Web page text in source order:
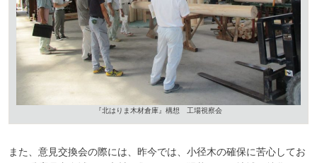
『北はりま木材倉庫』構想 工場視察会
また、意見交換会の際には、昨今では、小径木の確保に苦心してお